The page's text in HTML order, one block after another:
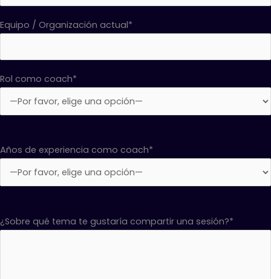
Equipo / Organización actual*
Rol como coach*
Años de experiencia como coach*
¿Sobre qué tema te gustaría compartir una sesión?*